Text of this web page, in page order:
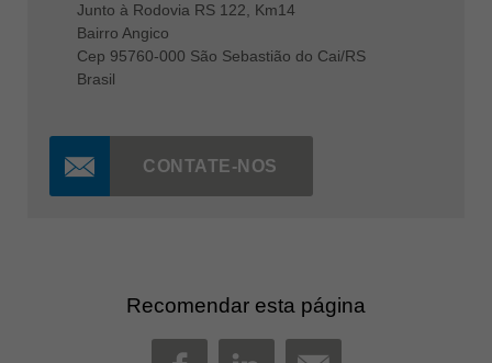
Junto à Rodovia RS 122, Km14
Bairro Angico
Cep 95760-000 São Sebastião do Cai/RS
Brasil
CONTATE-NOS
Recomendar esta página